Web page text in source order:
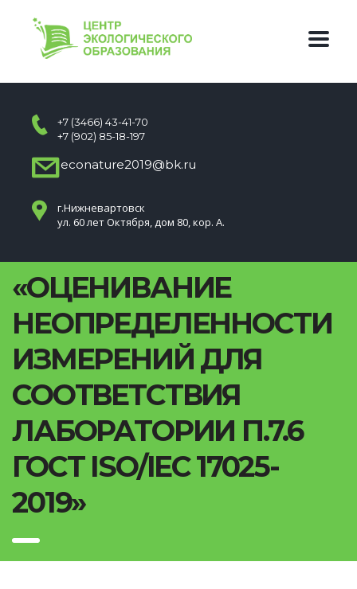
+7 (3466) 43-41-70
+7 (902) 85-18-197
econature2019@bk.ru
г.Нижневартовск
ул. 60 лет Октября, дом 80, кор. А.
«ОЦЕНИВАНИЕ
НЕОПРЕДЕЛЕННОСТИ
ИЗМЕРЕНИЙ ДЛЯ
СООТВЕТСТВИЯ
ЛАБОРАТОРИИ П.7.6
ГОСТ ISO/IEC 17025-
2019»